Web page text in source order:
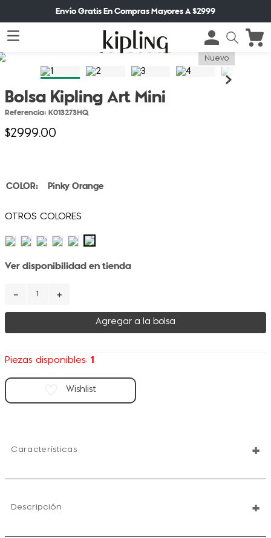
Envío Gratis En Compras Mayores A $2999
Nuevo
Bolsa Kipling Art Mini
Referencia: K013273HQ
$2999.00
Pinky Orange
Ver disponibilidad en tienda
＋
－
Agregar a la bolsa
Piezas disponibles: 1
Características +
Descripción +